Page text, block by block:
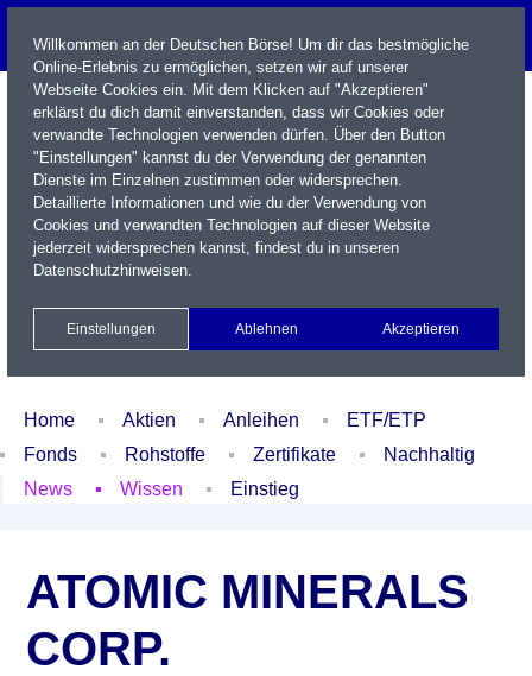
Name / WKN / ISIN / Kürzel
Xetra Realtime
Watchlist Portfolio Login
Home Aktien Anleihen
ETF/ETP
Fonds
Rohstoffe Zertifikate
Nachhaltig
News
Wissen Einstieg
ATOMIC MINERALS
CORP.
Willkommen an der Deutschen Börse! Um dir das bestmögliche
Online-Erlebnis zu ermöglichen, setzen wir auf unserer
Webseite Cookies ein. Mit dem Klicken auf "Akzeptieren"
erklärst du dich damit einverstanden, dass wir Cookies oder
verwandte Technologien verwenden dürfen. Über den Button
"Einstellungen" kannst du der Verwendung der genannten
Dienste im Einzelnen zustimmen oder widersprechen.
Detaillierte Informationen und wie du der Verwendung von
Cookies und verwandten Technologien auf dieser Website
jederzeit widersprechen kannst, findest du in unseren
Datenschutzhinweisen.
Einstellungen Ablehnen Akzeptieren